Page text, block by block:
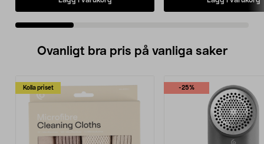
Ovanligt bra pris på vanliga saker
Kolla priset -25%